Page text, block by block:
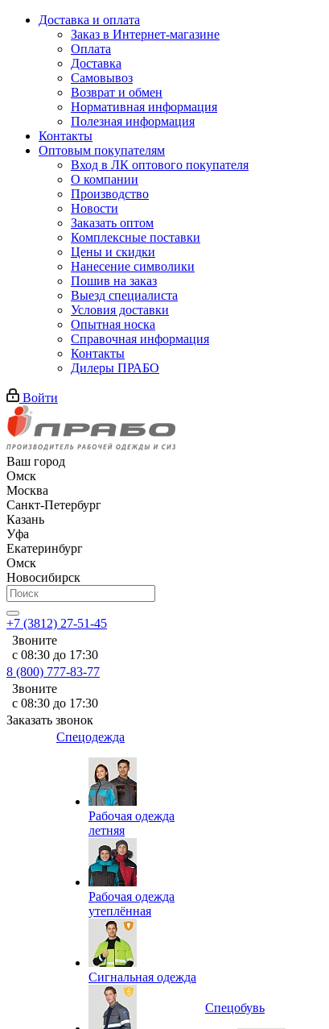
Доставка и оплата
Заказ в Интернет-магазине
Оплата
Доставка
Самовывоз
Возврат и обмен
Нормативная информация
Полезная информация
Контакты
Оптовым покупателям
Вход в ЛК оптового покупателя
О компании
Производство
Новости
Заказать оптом
Комплексные поставки
Цены и скидки
Нанесение символики
Пошив на заказ
Выезд специалиста
Условия доставки
Опытная носка
Справочная информация
Контакты
Дилеры ПРАБО
Войти
Ваш город
Омск
Москва
Санкт-Петербург
Казань
Уфа
Екатеринбург
Омск
Новосибирск
+7 (3812) 27-51-45
Звоните
с 08:30 до 17:30
8 (800) 777-83-77
Звоните
с 08:30 до 17:30
Заказать звонок
Спецодежда
Рабочая одежда
летняя
Рабочая одежда
утеплённая
Сигнальная одежда
Спецобувь